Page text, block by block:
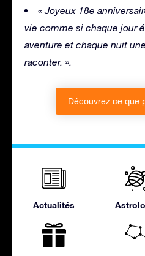
« Joyeux 18e
vie comme si chaque jour
aventure et chaque nuit
raconter. ».
Découvrez ce que
Actualités